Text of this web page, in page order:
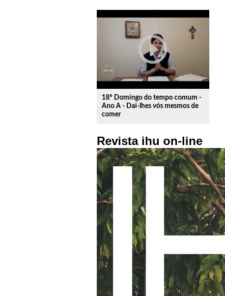
play_circle_outline
18º Domingo do tempo comum -
Ano A - Dai-lhes vós mesmos de
comer
Revista ihu on-line